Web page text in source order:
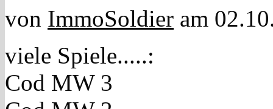
von ImmoSoldier am
viele Spiele.....:
Cod MW 3